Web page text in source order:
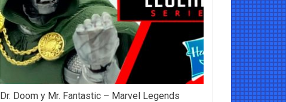
Dr. Doom y Mr. Fantastic – Marvel Legends